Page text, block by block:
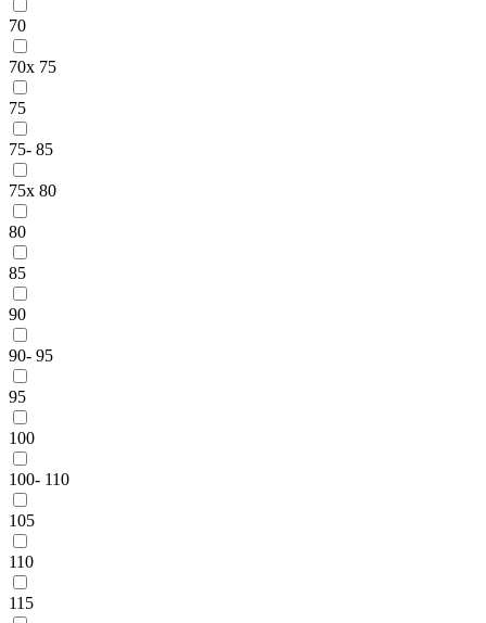
70
70x 75
75
75- 85
75x 80
80
85
90
90- 95
95
100
100- 110
105
110
115